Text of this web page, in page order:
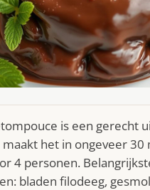
is een gerecht
maakt het in ongeveer 30
4 personen.
bladen filodeeg,